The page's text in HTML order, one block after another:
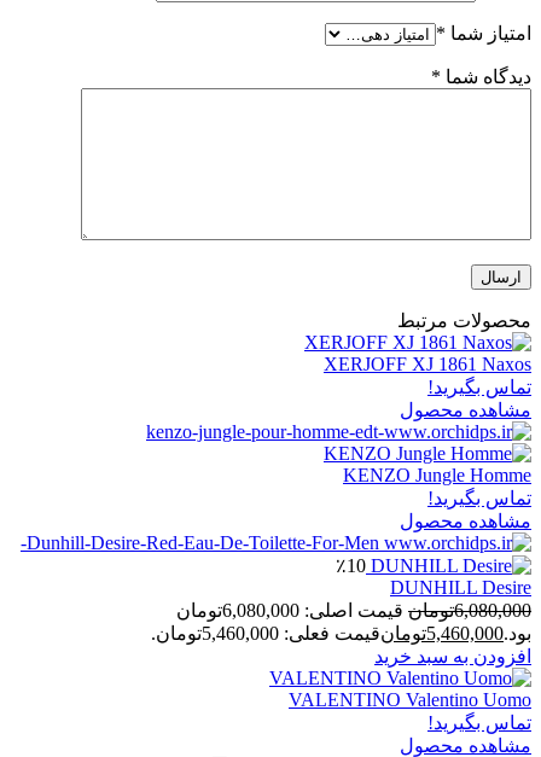
امتیاز شما *
دیدگاه شما *
محصولات مرتبط
XERJOFF XJ 1861 Naxos
تماس بگیرید!
مشاهده محصول
KENZO Jungle Homme
تماس بگیرید!
مشاهده محصول
٪10
DUNHILL Desire
6,080,000تومان
قیمت اصلی: 6,080,000تومان
بود.5,460,000تومانقیمت فعلی: 5,460,000تومان.
افزودن به سبد خرید
VALENTINO Valentino Uomo
تماس بگیرید!
مشاهده محصول